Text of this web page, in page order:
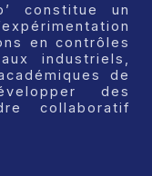
constitue un
en contrôles
industriels,
de
des
collaboratif